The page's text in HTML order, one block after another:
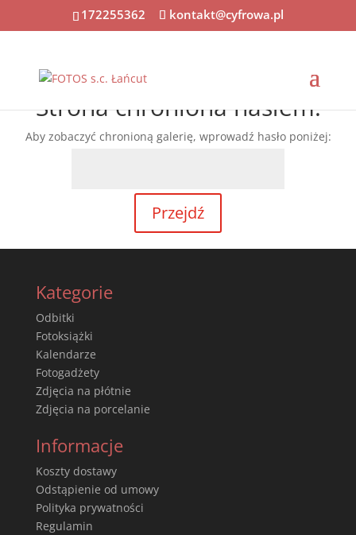
172255362 kontakt@cyfrowa.pl
Strona chroniona hasłem.
Aby zobaczyć chronioną galerię, wprowadź hasło poniżej:
Kategorie
Odbitki
Fotoksiążki
Kalendarze
Fotogadżety
Zdjęcia na płótnie
Zdjęcia na porcelanie
Informacje
Koszty dostawy
Odstąpienie od umowy
Polityka prywatności
Regulamin